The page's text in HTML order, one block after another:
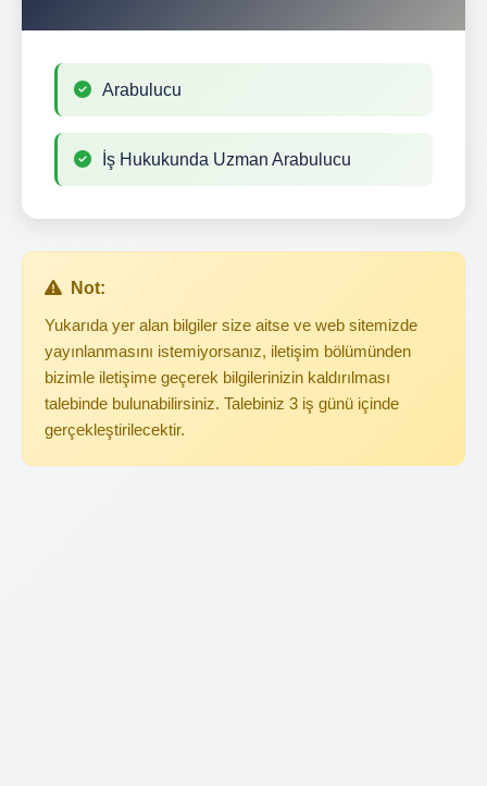
Arabulucu
İş Hukukunda Uzman Arabulucu
Not:
Yukarıda yer alan bilgiler size aitse ve web sitemizde
yayınlanmasını istemiyorsanız, iletişim bölümünden
bizimle iletişime geçerek bilgilerinizin kaldırılması
talebinde bulunabilirsiniz. Talebiniz 3 iş günü içinde
gerçekleştirilecektir.